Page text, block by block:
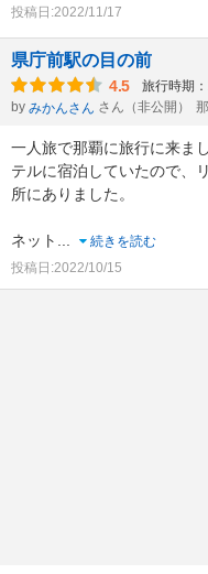
投稿日:2022/11/17
県庁前駅の目の前
4.5 旅行時期
by みかんさん さん（非公開）
一人旅で那覇に旅行に来ま
テルに宿泊していたので、
所にありました。
ネット
続きを読む
投稿日:2022/10/15